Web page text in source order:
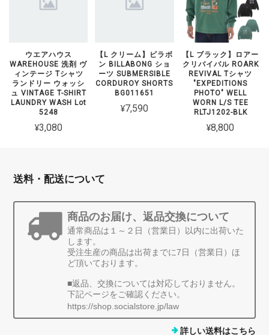
ウエアハウス
WAREHOUSE 洗剤 ヴ
ィンテージ Tシャツ
ランドリー ウォッシ
ュ VINTAGE T-SHIRT
LAUNDRY WASH Lot
5248
¥3,080
【L クリーム】ビラボ
ン BILLABONG ショ
ーツ SUBMERSIBLE
CORDUROY SHORTS
BG011651
¥7,590
【L ブラック】ロアー
クリバイバル ROARK
REVIVAL Tシャツ
"EXPEDITIONS
PHOTO" WELL
WORN L/S TEE
RLTJ1202-BLK
¥8,800
送料・配送について
商品のお届け、返品交換について
通常商品は１～２日（営業日）以内に出荷いた
します。
受注生産の商品は出荷までに7日（営業日）ほ
ど頂いております。
■返品、交換については対応しておりません。
下記ページをご確認ください。
https://shop.socialstore.jp/law
詳しい送料はこちら